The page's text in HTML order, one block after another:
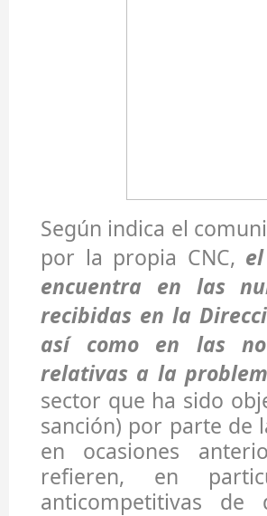
Según indica el
por la propia CNC,
encuentra en las
recibidas en la
así como en las
relativas a la
sector que ha sido
sanción) por parte de
en ocasiones
refieren, en
anticompetitivas de